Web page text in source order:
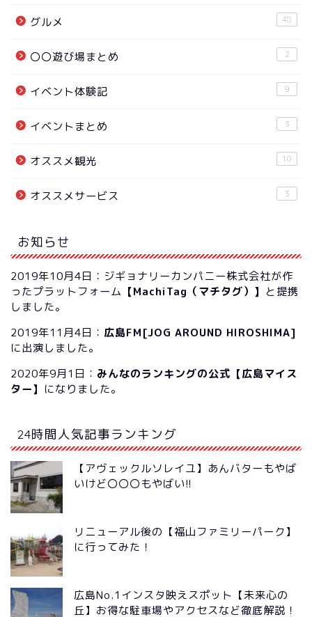
グルメ 48
〇〇遊び場まとめ 2
イベント体験記 9
イベントまとめ 3
オススメ観光 10
オススメサービス 3
お知らせ
2019年10月4日：ジギョナリーカンパニー株式会社が作
ったプラットフォーム 【MachiTag（マチタグ）】 と提携
しました。
2019年11月4日： 広島FM[JOG AROUND HIROSHIMA]
に出演しました。
2020年9月1日： みんなのランキングの公式【広島マイス
ター】 になりました。
24時間人気記事ランキング
【アヴェックルソレイユ】あんバターもやば
いけど〇〇〇もやばい!!
リニューアル後の【福山ファミリーパーク】
に行ってみた！
広島No.1インスタ映えスポット【未来心の
丘】お得な駐車場やアクセスなど徹底解説！